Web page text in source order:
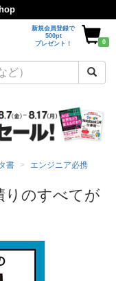
新規会員登録で
500pt
プレゼント！
0
書 エンジニア必携
りのすべてが